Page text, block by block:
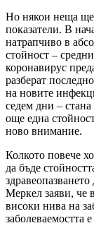
Но някои неща ще
показатели. В
натрапчиво в
стойност –
коронавирус
разберат
на новите
седем дни –
още една
ново внимание.
Колкото повече
да бъде
Меркел заяви, че
високи нива на
заболеваемостта